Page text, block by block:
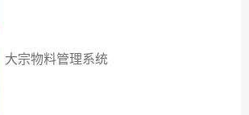
大宗物料管理系统